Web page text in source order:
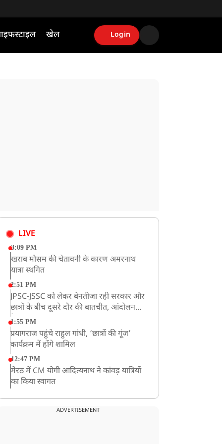
खेल Login
LIVE
3:09 PM
खराब मौसम की चेतावनी के कारण अमरनाथ
यात्रा स्थगित
2:51 PM
JPSC-JSSC को लेकर बेनतीजा रही सरकार और
छात्रों के बीच दूसरे दौर की बातचीत, आंदोलन
तेज
1:55 PM
प्रयागराज पहुंचे राहुल गांधी, ‘छात्रों की गूंज’
कार्यक्रम में होंगे शामिल
12:47 PM
मेरठ में CM योगी आदित्यनाथ ने कांवड़ यात्रियों
का किया स्वागत
असम बाढ़: 13 जिलों में 15 लाख से ज्यादा लोग
ADVERTISEMENT